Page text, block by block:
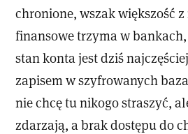
chronione, wszak większość
finansowe trzyma w
stan konta jest dziś
zapisem w szyfrowanych
nie chcę tu nikogo straszyć,
zdarzają, a brak dostępu do